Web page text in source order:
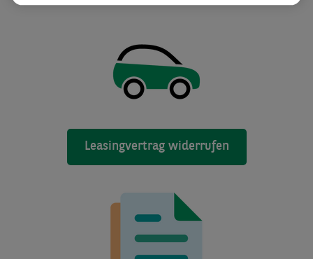
Leasingvertrag widerrufen